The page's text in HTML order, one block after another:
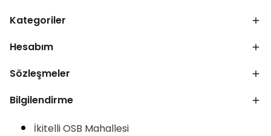
Kategoriler
Hesabım
Sözleşmeler
Bilgilendirme
İkitelli OSB Mahallesi